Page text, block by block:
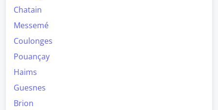
Chatain
Messemé
Coulonges
Pouançay
Haims
Guesnes
Brion